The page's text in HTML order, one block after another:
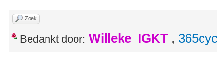
Zoek
Bedankt door: Willeke_IGKT ,